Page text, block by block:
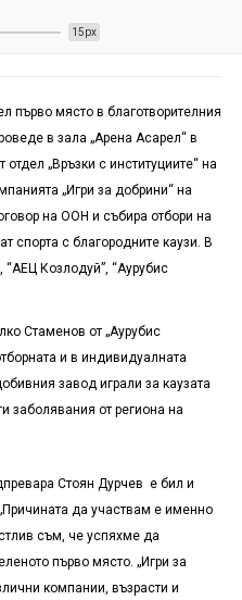
15px
първо място в благотворителния
в зала „Арена Асарел“ в
„Връзки с институциите“ на
„Игри за добрини“ на
на ООН и събира отбори на
спорта с благородните каузи. В
“АЕЦ Козлодуй”, “Аурубис
Стаменов от „Аурубис
и в индивидуалната
завод играли за каузата
заболявания от региона на
Стоян Дурчев е бил и
да участвам е именно
съм, че успяхме да
първо място. „Игри за
компании, възрасти и